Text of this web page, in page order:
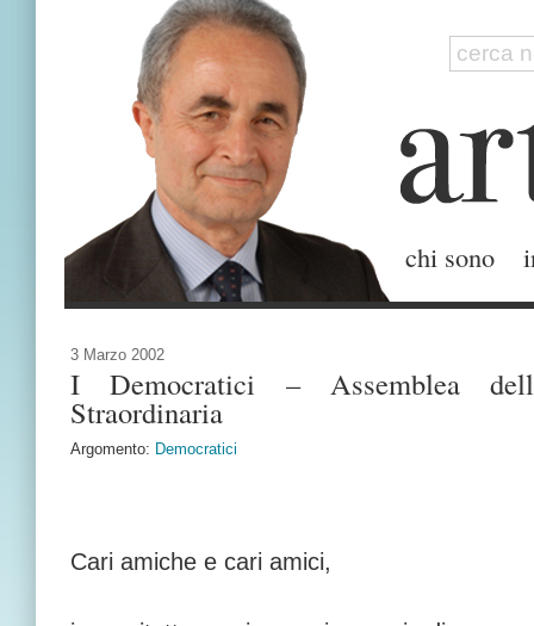
chi sono
3 Marzo 2002
I Democratici – Assemblea
Straordinaria
Argomento: Democratici
Cari amiche e cari amici,